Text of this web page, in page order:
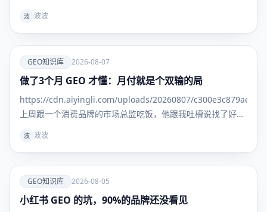
样。更离谱
波 波波
爱
GEO知识
库
GEO知识库 2026-08-07
做了3个月 GEO 才懂：月付就是个双输的局
https://cdn.aiyingli.com/uploads/20260807/
上周跟一个消费品牌的市场总监吃饭，他跟我吐槽说找了好几
月，效果好
波 波波
爱
GEO知识
GEO知识库 2026-08-05
小红书 GEO 的坑，90%的品牌还没看见